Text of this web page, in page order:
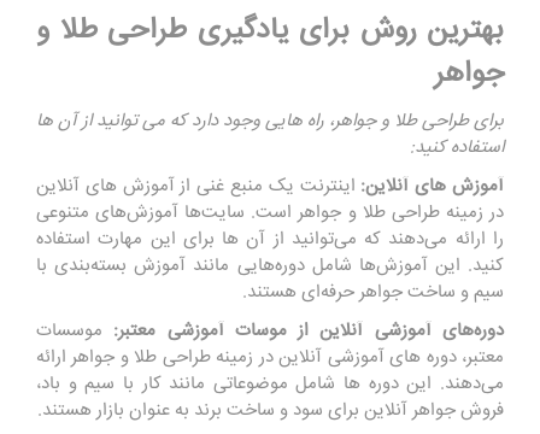
بهترین روش برای یادگیری طراحی طلا و
جواهر
برای طراحی طلا و جواهر، راه هایی وجود دارد که می توانید از آن ها
استفاده کنید:
آموزش های آنلاین: اینترنت یک منبع غنی از آموزش های آنلاین
در زمینه طراحی طلا و جواهر است. سایت‌ها آموزش‌های متنوعی
را ارائه می‌دهند که می‌توانید از آن ‌ها برای این مهارت استفاده
کنید. این آموزش‌ها شامل دوره‌هایی مانند آموزش بسته‌بندی با
سیم و ساخت جواهر حرفه‌ای هستند.
دوره‌های آموزشی آنلاین از موسات آموزشی معتبر: موسسات
معتبر، دوره ‌های آموزشی آنلاین در زمینه طراحی طلا و جواهر ارائه
می‌دهند. این دوره ‌ها شامل موضوعاتی مانند کار با سیم و باد،
فروش جواهر آنلاین برای سود و ساخت برند به عنوان بازار هستند.